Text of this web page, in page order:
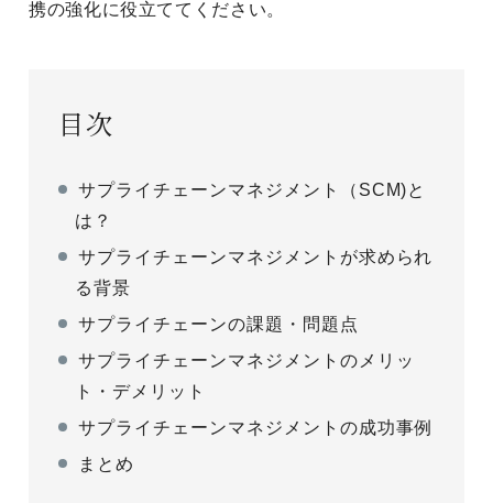
携の強化に役立ててください。
目次
サプライチェーンマネジメント（SCM)と
は？
サプライチェーンマネジメントが求められ
る背景
サプライチェーンの課題・問題点
サプライチェーンマネジメントのメリッ
ト・デメリット
サプライチェーンマネジメントの成功事例
まとめ